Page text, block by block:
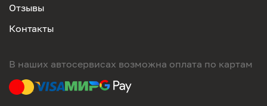
Отзывы
Контакты
В наших автосервисах возможна оплата по картам